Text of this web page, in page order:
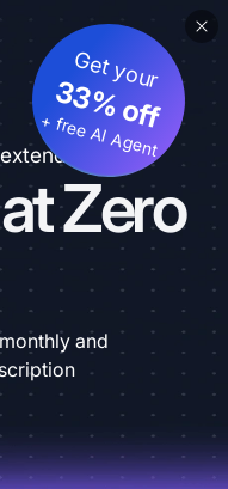
Zero
Get your
33% off
+ free AI Agent
and